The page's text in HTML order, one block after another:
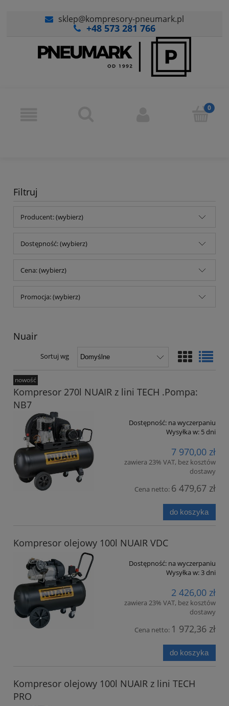
sklep@kompresory-pneumark.pl
+48 573 281 766
Filtruj
Producent: (wybierz)
Dostępność: (wybierz)
Cena: (wybierz)
Promocja: (wybierz)
Nuair
Sortuj wg
Kompresor 270l NUAIR z lini TECH .Pompa:
NB7
Dostępność: na wyczerpaniu
Wysyłka w: 5 dni
7 970,00 zł
zawiera 23% VAT, bez kosztów
dostawy
Cena netto: 6 479,67 zł
do koszyka
nowość
Kompresor olejowy 100l NUAIR VDC
Dostępność: na wyczerpaniu
Wysyłka w:3 dni
2 426,00 zł
zawiera 23% VAT, bez kosztów
dostawy
Cena netto: 1 972,36 zł
do koszyka
Kompresor olejowy 100l NUAIR z lini TECH
PRO